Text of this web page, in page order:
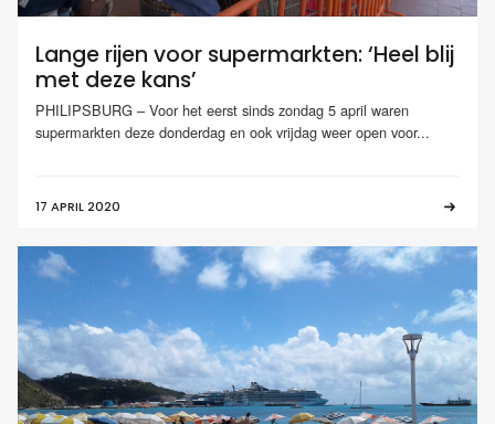
Lange rijen voor supermarkten: ‘Heel blij
met deze kans’
PHILIPSBURG – Voor het eerst sinds zondag 5 april waren
supermarkten deze donderdag en ook vrijdag weer open voor...
17 APRIL 2020